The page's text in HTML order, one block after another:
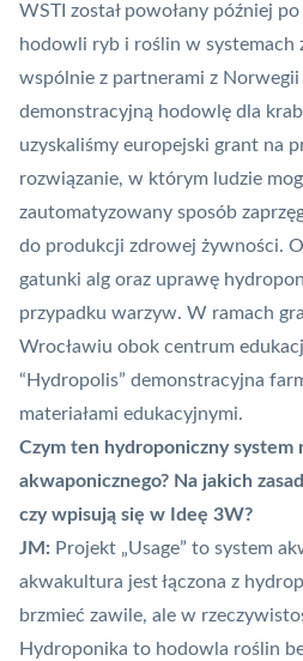
WSTI został powołany później
hodowli ryb i roślin w systemach
wspólnie z partnerami z
demonstracyjną hodowlę dla
uzyskaliśmy europejski grant na
rozwiązanie, w którym ludzie
zautomatyzowany sposób
do produkcji zdrowej żywności.
gatunki alg oraz uprawę
przypadku warzyw. W ramach
Wrocławiu obok centrum
“Hydropolis” demonstracyjna
materiałami edukacyjnymi.
Czym ten hydroponiczny system
akwaponicznego? Na jakich
czy wpisują się w Ideę 3W?
JM: Projekt „Usage” to system
akwakultura jest łączona z
brzmieć zawile, ale w
Hydroponika to hodowla roślin